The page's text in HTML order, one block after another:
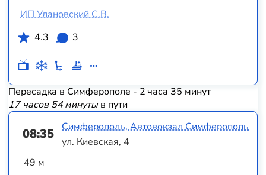
ИП Улановский С.В.
4.3
3
Пересадка в Симферополе - 2 часа 35 минут
17 часов 54 минутыв пути
08:35
49 м
Симферополь, Автовокзал Симферополь
ул. Киевская, 4